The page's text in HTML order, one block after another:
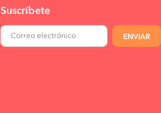
Suscríbete
ENVIAR